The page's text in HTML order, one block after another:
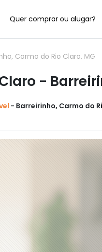
Quer comprar ou alugar?
Carmo do Rio Claro, MG
-
- Barreirinho, Carmo do